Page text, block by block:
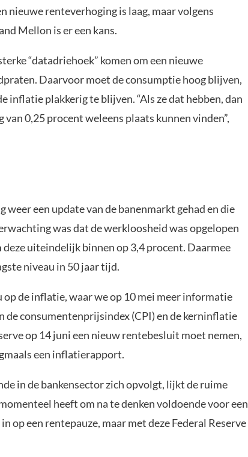
nieuwe renteverhoging is laag, maar volgens
Mellon is er een kans.
“datadriehoek” komen om een nieuwe
Daarvoor moet de consumptie hoog blijven,
inflatie plakkerig te blijven. “Als ze dat hebben, dan
0,25 procent weleens plaats kunnen vinden”,
weer een update van de banenmarkt gehad en die
was dat de werkloosheid was opgelopen
deze uiteindelijk binnen op 3,4 procent. Daarmee
niveau in 50 jaar tijd.
de inflatie, waar we op 10 mei meer informatie
de consumentenprijsindex (CPI) en de kerninflatie
op 14 juni een nieuw rentebesluit moet nemen,
een inflatierapport.
in de bankensector zich opvolgt, lijkt de ruime
heeft om na te denken voldoende voor een
op een rentepauze, maar met deze Federal Reserve